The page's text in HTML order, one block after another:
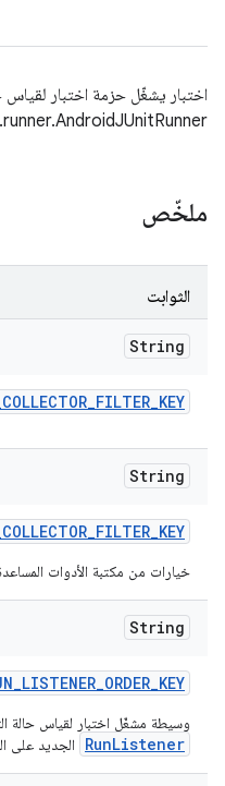
اختبار يشغّل حزمة اختبار
ملخّص
الثوابت
String
COLLECTOR_FILTER_KEY
String
COLLECTOR_FILTER_KEY
خيارات من مكتبة الأدوات
String
_LISTENER_ORDER_KEY
وسيطة مشغّل اختبار لقياس حالة
RunListener الجديد على